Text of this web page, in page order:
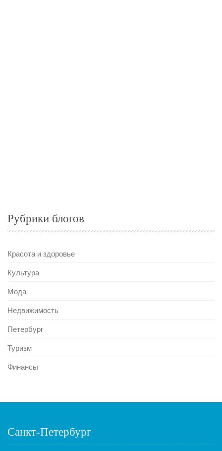
Рубрики блогов
Красота и здоровье
Культура
Мода
Недвижимость
Петербург
Туризм
Финансы
Санкт-Петербург